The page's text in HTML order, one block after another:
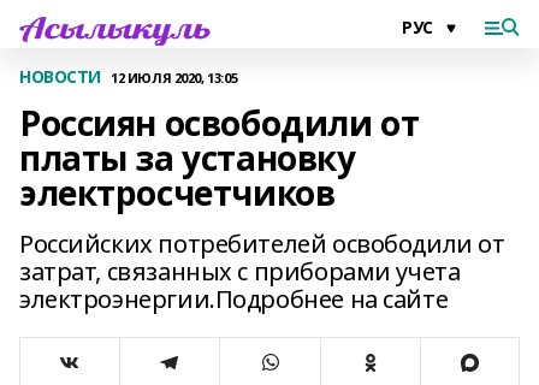
НОВОСТИ 12 ИЮЛЯ 2020, 13:05
Россиян освободили от
платы за установку
электросчетчиков
Российских потребителей освободили от
затрат, связанных с приборами учета
электроэнергии.Подробнее на сайте